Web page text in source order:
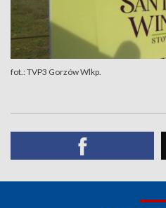
fot.: TVP3 Gorzów Wlkp.